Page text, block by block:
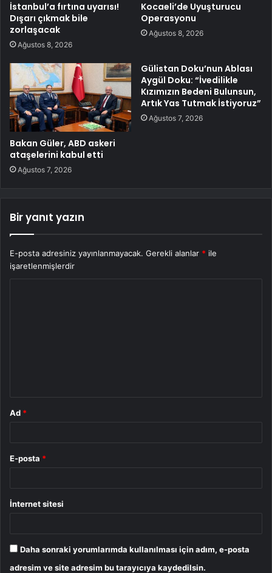
İstanbul’a fırtına uyarısı!
Dışarı çıkmak bile
zorlaşacak
Ağustos 8, 2026
Kocaeli’de Uyuşturucu
Operasyonu
Ağustos 8, 2026
Bakan Güler, ABD askeri
ataşelerini kabul etti
Ağustos 7, 2026
Gülistan Doku’nun Ablası
Aygül Doku: “İvedilikle
Kızımızın Bedeni Bulunsun,
Artık Yas Tutmak İstiyoruz”
Ağustos 7, 2026
Bir yanıt yazın
E-posta adresiniz yayınlanmayacak. Gerekli alanlar * ile
işaretlenmişlerdir
Ad *
E-posta *
İnternet sitesi
Daha sonraki yorumlarımda kullanılması için adım, e-posta
adresim ve site adresim bu tarayıcıya kaydedilsin.